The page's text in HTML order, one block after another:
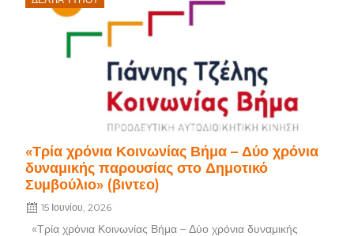
«Τρία χρόνια Κοινωνίας Βήμα – Δύο χρόνια
δυναμικής παρουσίας στο Δημοτικό
Συμβούλιο» (βιντεο)
on
15 Ιουνίου, 2026
«Τρία χρόνια Κοινωνίας Βήμα – Δύο χρόνια δυναμικής